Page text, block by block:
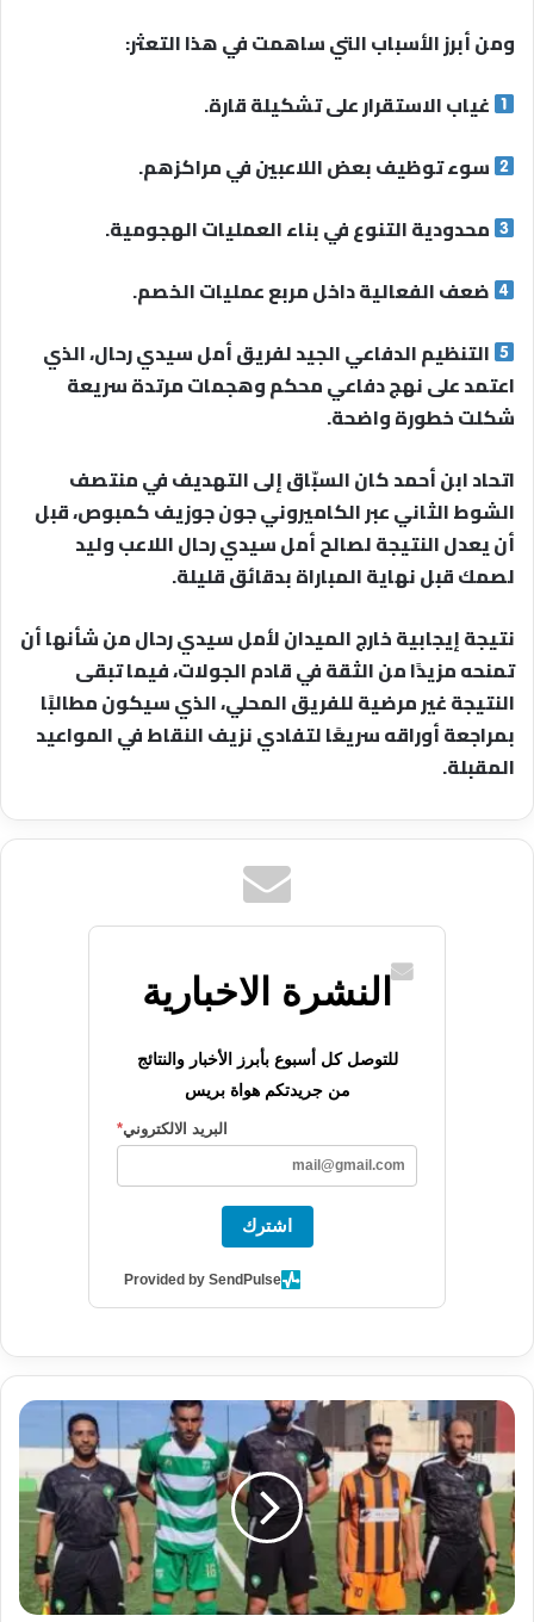
ومن أبرز الأسباب التي ساهمت في هذا التعثر:
غياب الاستقرار على تشكيلة قارة.
سوء توظيف بعض اللاعبين في مراكزهم.
محدودية التنوع في بناء العمليات الهجومية.
ضعف الفعالية داخل مربع عمليات الخصم.
التنظيم الدفاعي الجيد لفريق أمل سيدي رحال، الذي
اعتمد على نهج دفاعي محكم وهجمات مرتدة سريعة
شكلت خطورة واضحة.
اتحاد ابن أحمد كان السبّاق إلى التهديف في منتصف
الشوط الثاني عبر الكاميروني جون جوزيف كمبوص، قبل
أن يعدل النتيجة لصالح أمل سيدي رحال اللاعب وليد
لصمك قبل نهاية المباراة بدقائق قليلة.
نتيجة إيجابية خارج الميدان لأمل سيدي رحال من شأنها أن
تمنحه مزيدًا من الثقة في قادم الجولات، فيما تبقى
النتيجة غير مرضية للفريق المحلي، الذي سيكون مطالبًا
بمراجعة أوراقه سريعًا لتفادي نزيف النقاط في المواعيد
المقبلة.
النشرة الاخبارية
للتوصل كل أسبوع بأبرز الأخبار والنتائج
من جريدتكم هواة بريس
البريد الالكتروني*
اشترك
Provided by SendPulse
ه
ق
ا
ت
ل
ي